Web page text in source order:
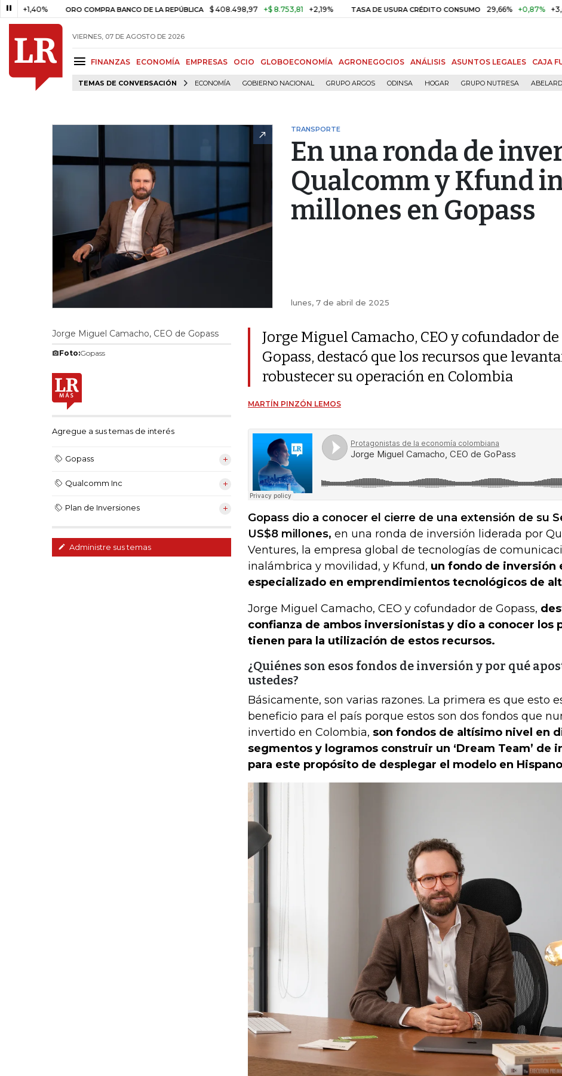
ORO COMPRA BANCO DE LA REPÚBLICA $ 408.498,97 +$ 8.753,81 +2,19% TASA DE USURA CRÉDITO CONSUMO 29,66% +0,87% +3,02%
VIERNES, 07 DE AGOSTO DE 2026
FINANZAS ECONOMÍA EMPRESAS OCIO GLOBOECONOMÍA AGRONEGOCIOS ANÁLISIS ASUNTOS LEGALES CAJA
TEMAS DE CONVERSACIÓN ECONOMÍA GOBIERNO NACIONAL GRUPO ARGOS ODINSA HOGAR GRUPO NUTRESA
TRANSPORTE
En una ronda de
Qualcomm y Kfund
millones en Gopass
lunes, 7 de abril de 2025
Jorge Miguel Camacho, CEO de Gopass
Foto:Gopass
Agregue a sus temas de interés
Gopass
Qualcomm Inc
Plan de Inversiones
Administre sus temas
Jorge Miguel Camacho, CEO y cofundador de
Gopass, destacó que los recursos que
robustecer su operación en Colombia
MARTÍN PINZÓN LEMOS
Gopass dio a conocer el cierre de una extensión de su
US$8 millones, en una ronda de inversión liderada por
Ventures, la empresa global de tecnologías de
inalámbrica y movilidad, y Kfund, un fondo de inversión
especializado en emprendimientos tecnológicos de
Jorge Miguel Camacho, CEO y cofundador de Gopass,
confianza de ambos inversionistas y dio a conocer los
tienen para la utilización de estos recursos.
¿Quiénes son esos fondos de inversión y por qué
ustedes?
Básicamente, son varias razones. La primera es que esto
beneficio para el país porque estos son dos fondos que
invertido en Colombia, son fondos de altísimo nivel en
segmentos y logramos construir un ‘Dream Team’ de
para este propósito de desplegar el modelo en